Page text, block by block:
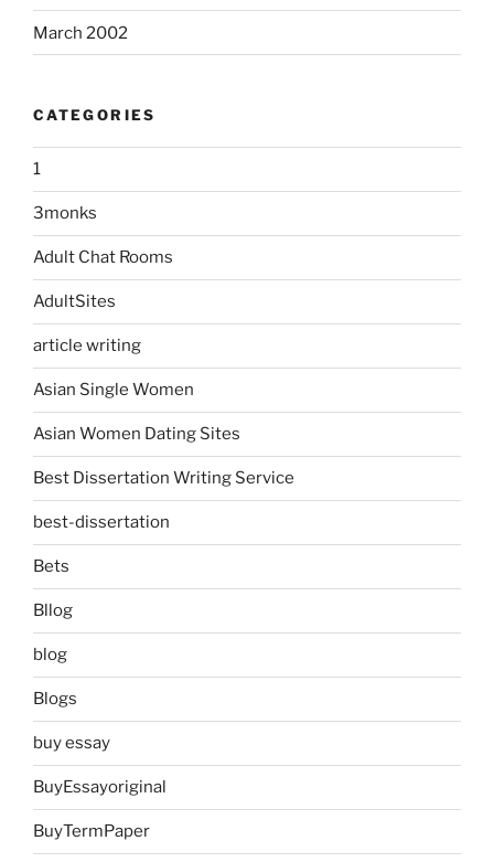
March 2002
CATEGORIES
1
3monks
Adult Chat Rooms
AdultSites
article writing
Asian Single Women
Asian Women Dating Sites
Best Dissertation Writing Service
best-dissertation
Bets
Bllog
blog
Blogs
buy essay
BuyEssayoriginal
BuyTermPaper